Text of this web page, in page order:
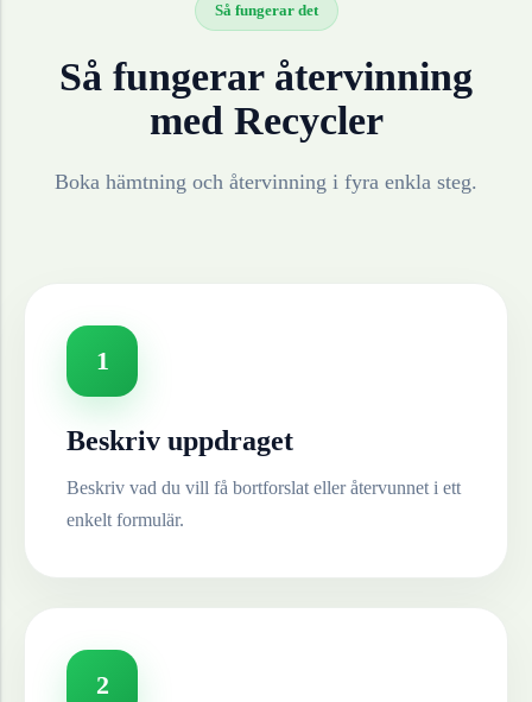
Så fungerar det
Så fungerar återvinning
med Recycler
Boka hämtning och återvinning i fyra enkla steg.
1
Beskriv uppdraget
Beskriv vad du vill få bortforslat eller återvunnet i ett
enkelt formulär.
2